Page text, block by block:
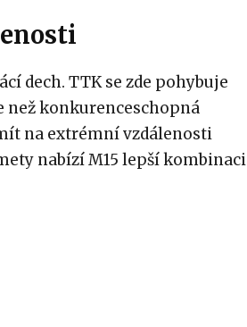
dech. TTK se zde pohybuje
než konkurenceschopná
na extrémní vzdálenosti
nabízí M15 lepší kombinaci